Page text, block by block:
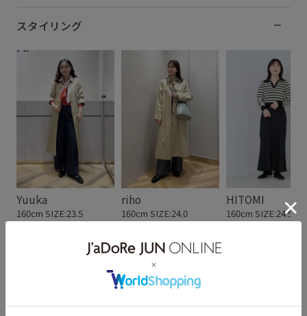
スタイリング
Yuuka
160cm SIZE:23.5
riho
160cm SIZE:24.0
HITOMI
160cm SIZE:24.5
スタッフレビュー